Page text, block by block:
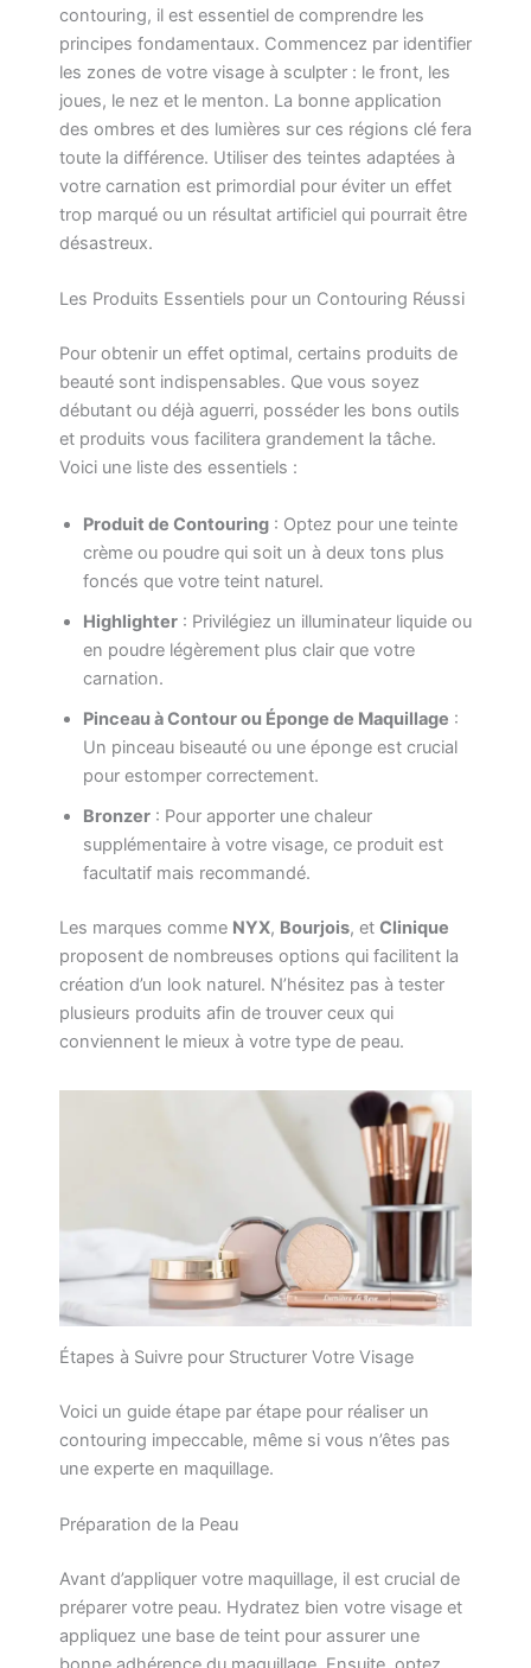
contouring, il est essentiel de comprendre les
principes fondamentaux. Commencez par identifier
les zones de votre visage à sculpter : le front, les
joues, le nez et le menton. La bonne application
des ombres et des lumières sur ces régions clé fera
toute la différence. Utiliser des teintes adaptées à
votre carnation est primordial pour éviter un effet
trop marqué ou un résultat artificiel qui pourrait être
désastreux.
Les Produits Essentiels pour un Contouring Réussi
Pour obtenir un effet optimal, certains produits de
beauté sont indispensables. Que vous soyez
débutant ou déjà aguerri, posséder les bons outils
et produits vous facilitera grandement la tâche.
Voici une liste des essentiels :
Produit de Contouring : Optez pour une teinte
crème ou poudre qui soit un à deux tons plus
foncés que votre teint naturel.
Highlighter : Privilégiez un illuminateur liquide ou
en poudre légèrement plus clair que votre
carnation.
Pinceau à Contour ou Éponge de Maquillage :
Un pinceau biseauté ou une éponge est crucial
pour estomper correctement.
Bronzer : Pour apporter une chaleur
supplémentaire à votre visage, ce produit est
facultatif mais recommandé.
Les marques comme NYX, Bourjois, et Clinique
proposent de nombreuses options qui facilitent la
création d’un look naturel. N’hésitez pas à tester
plusieurs produits afin de trouver ceux qui
conviennent le mieux à votre type de peau.
Étapes à Suivre pour Structurer Votre Visage
Voici un guide étape par étape pour réaliser un
contouring impeccable, même si vous n’êtes pas
une experte en maquillage.
Préparation de la Peau
Avant d’appliquer votre maquillage, il est crucial de
préparer votre peau. Hydratez bien votre visage et
appliquez une base de teint pour assurer une